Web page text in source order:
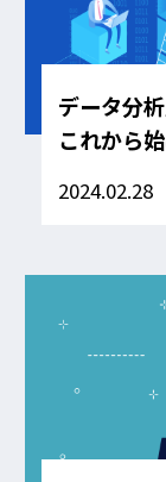
データ分
これから
2024.02.28